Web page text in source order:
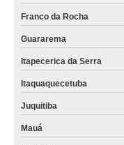
Franco da Rocha
Guararema
Itapecerica da Serra
Itaquaquecetuba
Juquitiba
Mauá